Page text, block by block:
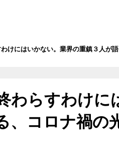
けにはいかない。業界の重鎮３人が
わらすわけに
、コロナ禍の